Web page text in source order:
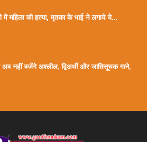
में महिला की हत्या, मृतका के भाई ने लगाये ये...
अब नहीं बजेंगे अश्लील, द्विअर्थी और जातिसूचक गाने,